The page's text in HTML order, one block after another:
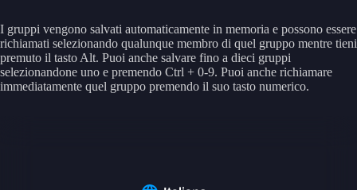
I gruppi vengono salvati automaticamente in memoria e possono essere
richiamati selezionando qualunque membro di quel gruppo mentre tieni
premuto il tasto Alt. Puoi anche salvare fino a dieci gruppi
selezionandone uno e premendo Ctrl + 0-9. Puoi anche richiamare
immediatamente quel gruppo premendo il suo tasto numerico.